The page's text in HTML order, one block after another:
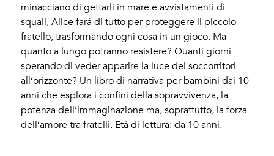
minacciano di gettarli in mare e avvistamenti di
squali, Alice farà di tutto per proteggere il piccolo
fratello, trasformando ogni cosa in un gioco. Ma
quanto a lungo potranno resistere? Quanti giorni
sperando di veder apparire la luce dei soccorritori
all’orizzonte? Un libro di narrativa per bambini dai 10
anni che esplora i confini della sopravvivenza, la
potenza dell’immaginazione ma, soprattutto, la forza
dell’amore tra fratelli. Età di lettura: da 10 anni.